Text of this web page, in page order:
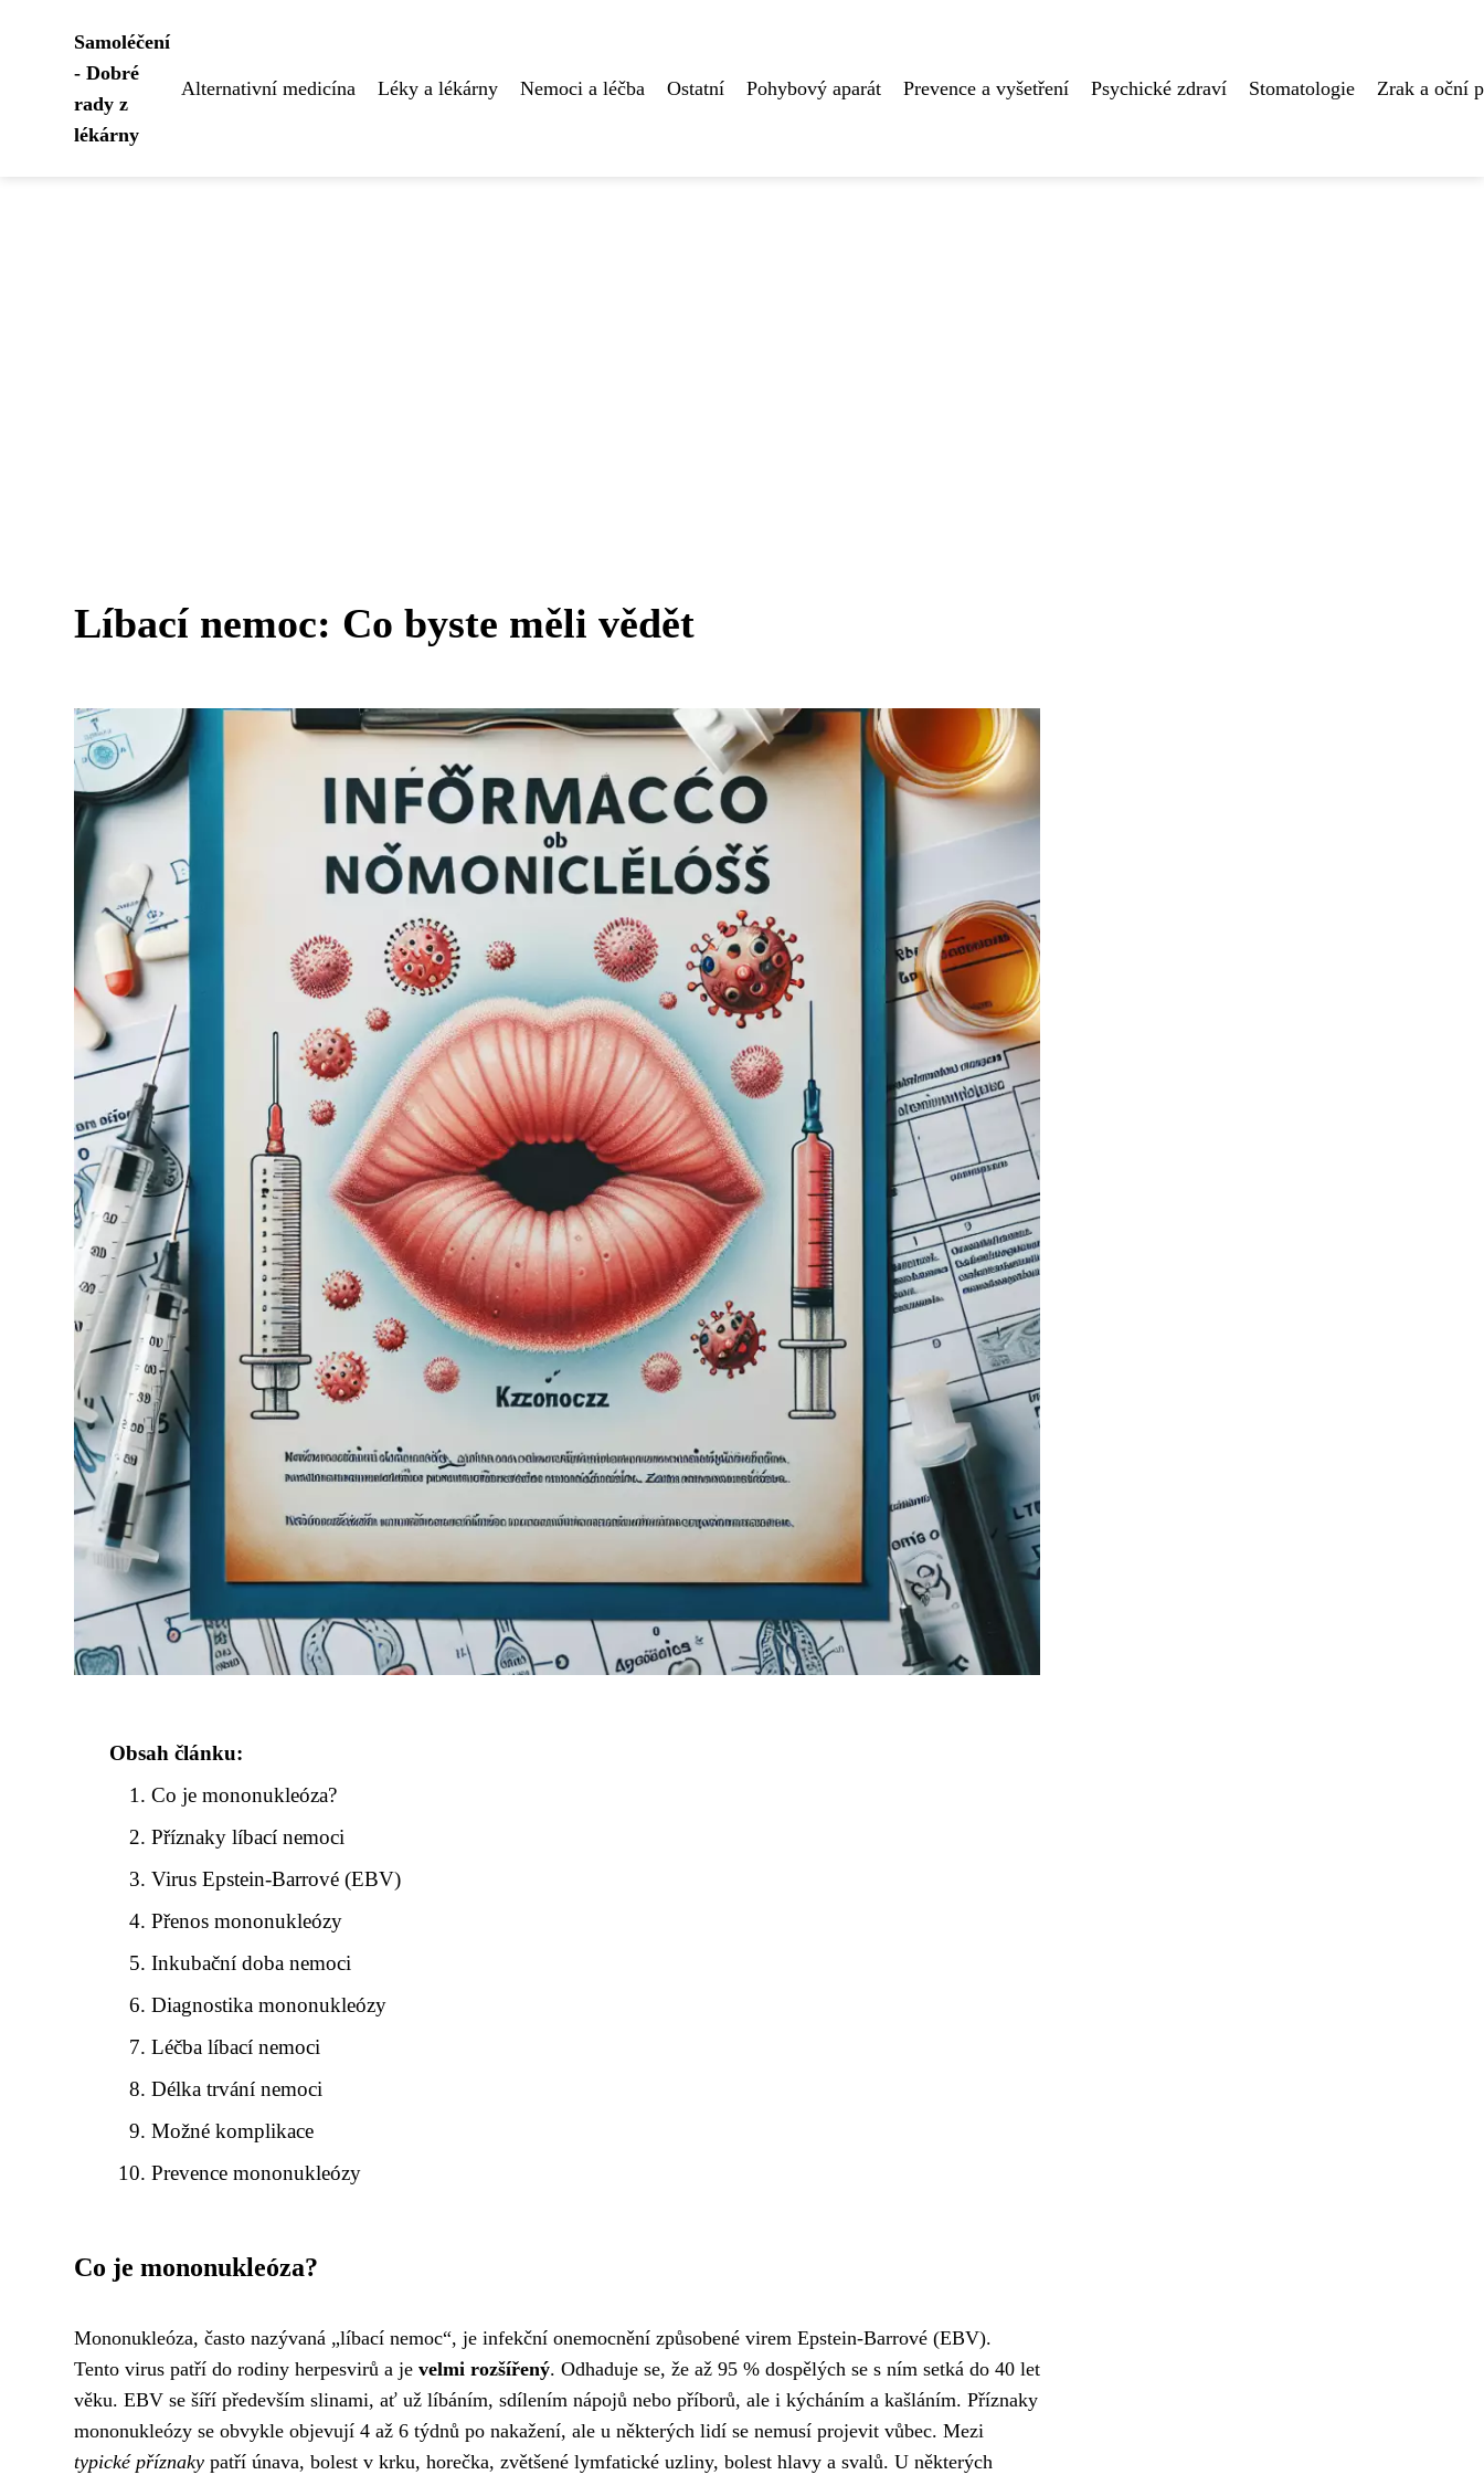
Samoléčení
- Dobré
rady z
lékárny
Alternativní medicína Léky a lékárny Nemoci a léčba Ostatní Pohybový aparát Prevence a vyšetření Psychické zdraví Stomatologie Zrak a oční
Líbací nemoc: Co byste měli vědět
Obsah článku:
Co je mononukleóza?
Příznaky líbací nemoci
Virus Epstein-Barrové (EBV)
Přenos mononukleózy
Inkubační doba nemoci
Diagnostika mononukleózy
Léčba líbací nemoci
Délka trvání nemoci
Možné komplikace
Prevence mononukleózy
Co je mononukleóza?
Mononukleóza, často nazývaná „líbací nemoc“, je infekční onemocnění způsobené virem Epstein-Barrové (EBV).
Tento virus patří do rodiny herpesvirů a je velmi rozšířený. Odhaduje se, že až 95 % dospělých se s ním setká do 40 let
věku. EBV se šíří především slinami, ať už líbáním, sdílením nápojů nebo příborů, ale i kýcháním a kašláním. Příznaky
mononukleózy se obvykle objevují 4 až 6 týdnů po nakažení, ale u některých lidí se nemusí projevit vůbec. Mezi
typické příznaky patří únava, bolest v krku, horečka, zvětšené lymfatické uzliny, bolest hlavy a svalů. U některých